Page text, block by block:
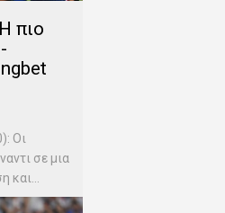
πιο
Οι
σε μια
και...